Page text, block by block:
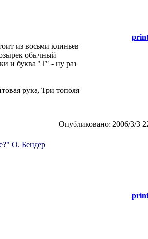
print
из восьми клиньев
обычный
и буква "Т" - ну раз
рука, Три тополя
Опубликовано: 2006/3/3
О. Бендер
print